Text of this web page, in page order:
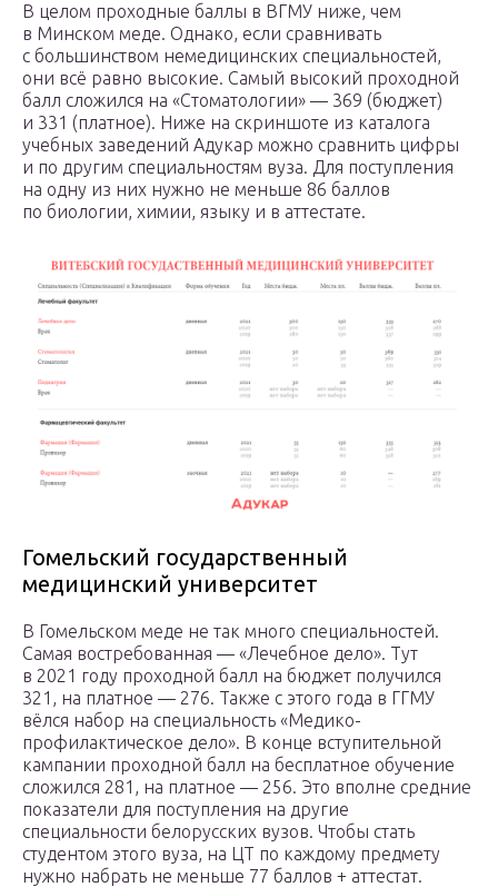
В целом проходные баллы в ВГМУ ниже, чем
в Минском меде. Однако, если сравнивать
с большинством немедицинских специальностей,
они всё равно высокие. Самый высокий проходной
балл сложился на «Стоматологии» — 369 (бюджет)
и 331 (платное). Ниже на скриншоте из каталога
учебных заведений Адукар можно сравнить цифры
и по другим специальностям вуза. Для поступления
на одну из них нужно не меньше 86 баллов
по биологии, химии, языку и в аттестате.
Гомельский государственный
медицинский университет
В Гомельском меде не так много специальностей.
Самая востребованная — «Лечебное дело». Тут
в 2021 году проходной балл на бюджет получился
321, на платное — 276. Также с этого года в ГГМУ
вёлся набор на специальность «Медико-
профилактическое дело». В конце вступительной
кампании проходной балл на бесплатное обучение
сложился 281, на платное — 256. Это вполне средние
показатели для поступления на другие
специальности белорусских вузов. Чтобы стать
студентом этого вуза, на ЦТ по каждому предмету
нужно набрать не меньше 77 баллов + аттестат.